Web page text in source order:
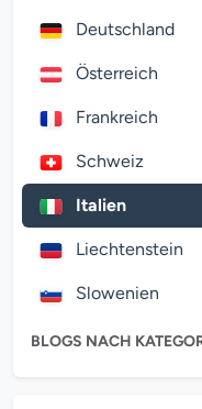
Deutschland
Österreich
Frankreich
Schweiz
Italien
Liechtenstein
Slowenien
BLOGS NACH